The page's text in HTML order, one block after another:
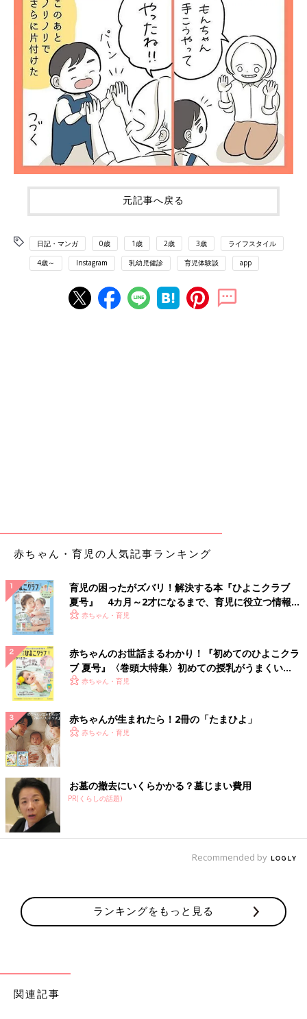
元記事へ戻る
日記・マンガ 0歳 1歳 2歳 3歳 ライフスタイル
4歳～ Instagram 乳幼児健診 育児体験談 app
赤ちゃん・育児の人気記事ランキング
育児の困ったがズバリ！解決する本『ひよこクラブ
夏号』 4カ月～2才になるまで、育児に役立つ情報が
いっぱい！
赤ちゃん・育児
赤ちゃんのお世話まるわかり！『初めてのひよこクラ
ブ 夏号』〈巻頭大特集〉初めての授乳がうまくい
く！ おっぱい・ミルクの基本と夏のトラブル 解決テ
赤ちゃん・育児
赤ちゃんが生まれたら！2冊の「たまひよ」
赤ちゃん・育児
お墓の撤去にいくらかかる？墓じまい費用
PR(くらしの話題)
Recommended by
ランキングをもっと見る
関連記事